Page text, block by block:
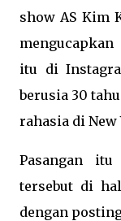
show AS Kim
itu di
berusia 30
rahasia di New
Pasangan itu
tersebut di
dengan